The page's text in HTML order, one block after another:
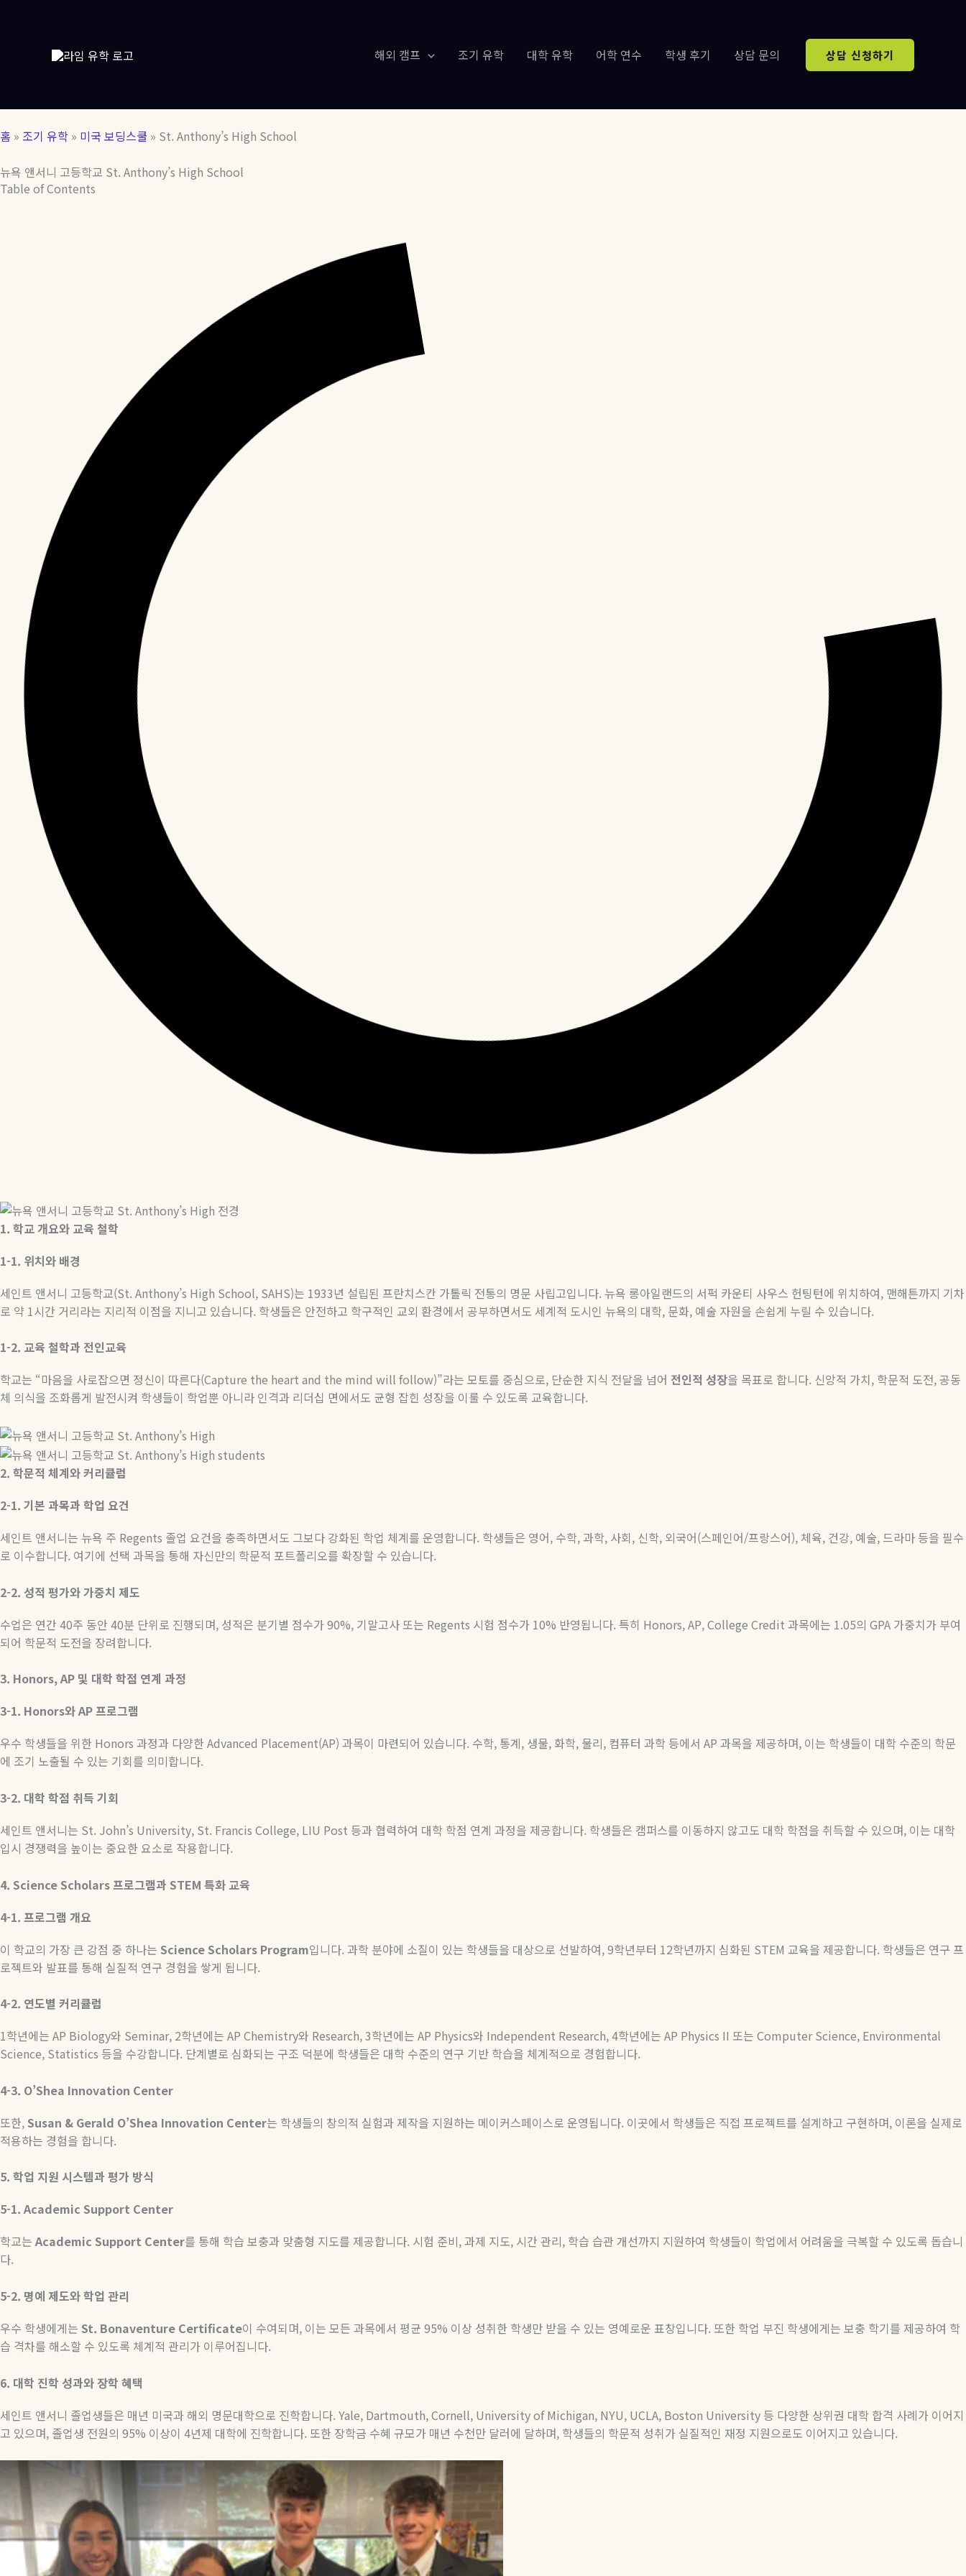
기
해외 캠프 조기 유학 대학 유학 어학 연수 학생 후기 상담 문의 상담 신청하기
홈 » 조기 유학 » 미국 보딩스쿨 » St. Anthony’s High School
뉴욕 앤서니 고등학교 St. Anthony’s High School
Table of Contents
1. 학교 개요와 교육 철학
1-1. 위치와 배경
세인트 앤서니 고등학교(St. Anthony’s High School, SAHS)는 1933년 설립된 프란치스칸 가톨릭 전통의 명문 사립고입니다. 뉴욕 롱아일랜드의 서퍽 카운티 사우스 헌팅턴에 위치하여, 맨해튼까지 기차
로 약 1시간 거리라는 지리적 이점을 지니고 있습니다. 학생들은 안전하고 학구적인 교외 환경에서 공부하면서도 세계적 도시인 뉴욕의 대학, 문화, 예술 자원을 손쉽게 누릴 수 있습니다.
1-2. 교육 철학과 전인교육
학교는 “마음을 사로잡으면 정신이 따른다(Capture the heart and the mind will follow)”라는 모토를 중심으로, 단순한 지식 전달을 넘어 전인적 성장을 목표로 합니다. 신앙적 가치, 학문적 도전,공동
체 의식을 조화롭게 발전시켜 학생들이 학업뿐 아니라 인격과 리더십 면에서도 균형 잡힌 성장을 이룰 수 있도록 교육합니다.
2. 학문적 체계와커리큘럼
2-1. 기본 과목과 학업 요건
세인트 앤서니는 뉴욕 주 Regents 졸업 요건을 충족하면서도 그보다 강화된 학업 체계를 운영합니다. 학생들은 영어, 수학,과학, 사회, 신학, 외국어(스페인어/프랑스어), 체육, 건강, 예술, 드라마 등을 필수
로 이수합니다. 여기에 선택 과목을 통해 자신만의 학문적 포트폴리오를 확장할 수 있습니다.
2-2. 성적 평가와가중치 제도
수업은 연간 40주 동안 40분 단위로 진행되며, 성적은 분기별 점수가90%, 기말고사 또는 Regents 시험 점수가 10% 반영됩니다. 특히 Honors, AP, College Credit 과목에는 1.05의 GPA 가중치가 부여
되어 학문적 도전을 장려합니다.
3. Honors, AP 및 대학 학점 연계 과정
3-1. Honors와AP프로그램
우수 학생들을 위한 Honors 과정과 다양한 Advanced Placement(AP) 과목이 마련되어 있습니다. 수학, 통계, 생물, 화학, 물리, 컴퓨터 과학 등에서 AP 과목을 제공하며, 이는 학생들이 대학 수준의 학문
에 조기 노출될 수 있는 기회를 의미합니다.
3-2. 대학 학점 취득 기회
세인트 앤서니는 St. John’s University, St. Francis College, LIU Post 등과 협력하여 대학 학점 연계 과정을 제공합니다. 학생들은 캠퍼스를 이동하지 않고도 대학 학점을 취득할 수 있으며, 이는 대학
입시 경쟁력을 높이는 중요한 요소로 작용합니다.
4. Science Scholars프로그램과 STEM 특화 교육
4-1. 프로그램 개요
이 학교의 가장 큰 강점 중 하나는 Science Scholars Program입니다.과학 분야에 소질이 있는 학생들을 대상으로 선발하여, 9학년부터 12학년까지 심화된 STEM 교육을 제공합니다. 학생들은 연구 프
로젝트와 발표를 통해 실질적 연구 경험을 쌓게 됩니다.
4-2. 연도별 커리큘럼
1학년에는 AP Biology와 Seminar, 2학년에는 AP Chemistry와 Research, 3학년에는 AP Physics와 Independent Research, 4학년에는 AP Physics II 또는 Computer Science, Environmental
Science, Statistics 등을 수강합니다. 단계별로 심화되는 구조 덕분에 학생들은 대학 수준의 연구 기반 학습을 체계적으로 경험합니다.
4-3. O’Shea Innovation Center
또한,Susan & Gerald O’Shea Innovation Center는 학생들의 창의적 실험과 제작을 지원하는 메이커스페이스로 운영됩니다. 이곳에서 학생들은 직접 프로젝트를 설계하고 구현하며, 이론을 실제로
적용하는 경험을 합니다.
5. 학업 지원 시스템과 평가 방식
5-1. Academic Support Center
학교는 Academic Support Center를 통해 학습 보충과 맞춤형 지도를 제공합니다. 시험 준비,과제 지도, 시간 관리, 학습 습관 개선까지 지원하여 학생들이 학업에서 어려움을 극복할 수 있도록 돕습니
다.
5-2. 명예 제도와학업 관리
우수 학생에게는 St. Bonaventure Certificate이 수여되며, 이는 모든 과목에서 평균 95% 이상 성취한 학생만 받을 수 있는 영예로운 표창입니다. 또한 학업 부진 학생에게는 보충 학기를 제공하여 학
습 격차를 해소할 수 있도록 체계적 관리가 이루어집니다.
6. 대학 진학 성과와 장학 혜택
세인트 앤서니 졸업생들은 매년 미국과 해외 명문대학으로 진학합니다. Yale, Dartmouth, Cornell, University of Michigan, NYU, UCLA, Boston University 등 다양한 상위권 대학 합격 사례가 이어지
고 있으며, 졸업생 전원의 95% 이상이 4년제 대학에 진학합니다. 또한 장학금 수혜 규모가 매년 수천만 달러에 달하며, 학생들의 학문적 성취가 실질적인 재정 지원으로도 이어지고 있습니다.